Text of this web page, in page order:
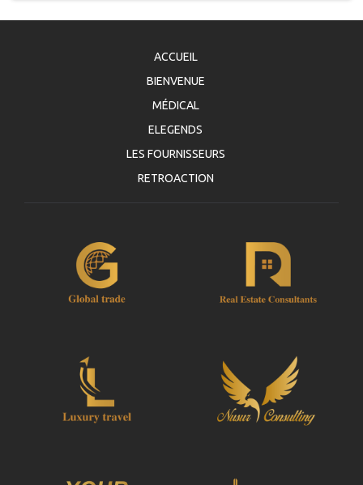
ACCUEIL
BIENVENUE
MÉDICAL
ELEGENDS
LES FOURNISSEURS
RETROACTION